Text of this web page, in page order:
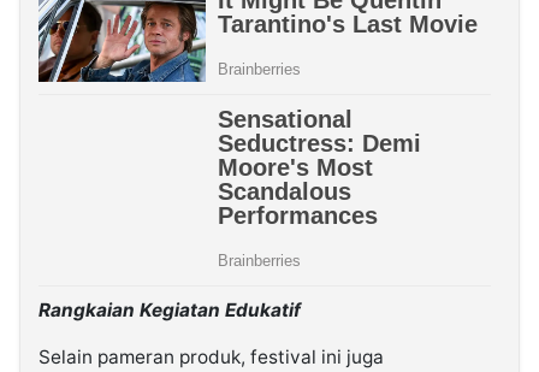
Rangkaian Kegiatan Edukatif
Selain pameran produk, festival ini juga